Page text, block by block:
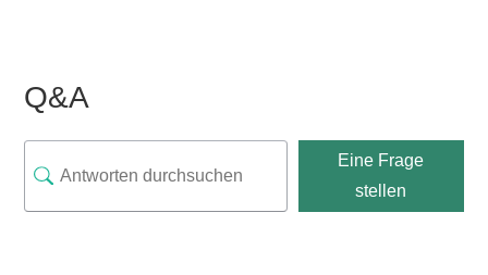
Q&A
Eine Frage
stellen